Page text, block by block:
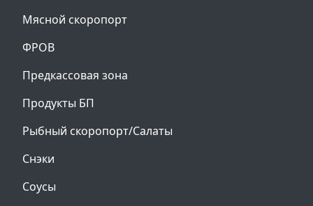
Мясной скоропорт
ФРОВ
Предкассовая зона
Продукты БП
Рыбный скоропорт/Салаты
Снэки
Соусы